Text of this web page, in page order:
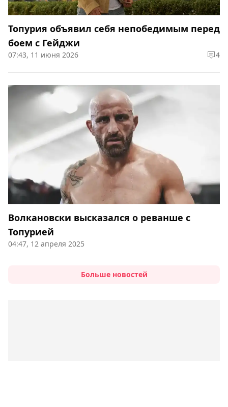
Топурия объявил себя непобедимым перед
боем с Гейджи
07:43, 11 июня 2026 4
Волкановски высказался о реванше с
Топурией
04:47, 12 апреля 2025
Больше новостей